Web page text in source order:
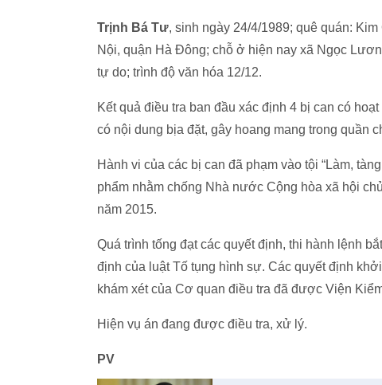
Trịnh Bá Tư, sinh ngày 24/4/1989; quê quán:
Nội, quận Hà Đông; chỗ ở hiện nay xã Ngọc
tự do; trình độ văn hóa 12/12.
Kết quả điều tra ban đầu xác định 4 bị can có
có nội dung bịa đặt, gây hoang mang trong quần
Hành vi của các bị can đã phạm vào tội “Làm,
phẩm nhằm chống Nhà nước Cộng hòa xã hội
năm 2015.
Quá trình tống đạt các quyết định, thi hành lệnh
định của luật Tố tụng hình sự. Các quyết định
khám xét của Cơ quan điều tra đã được Viện
Hiện vụ án đang được điều tra, xử lý.
PV